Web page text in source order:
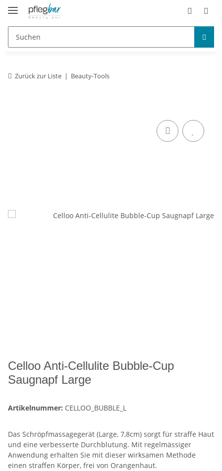
Zurück zur Liste Beauty-Tools
Celloo Anti-Cellulite Bubble-Cup
Saugnapf Large
Artikelnummer: CELLOO_BUBBLE_L
Das Schröpfmassagegerät (Large, 7,8cm) sorgt für straffe Haut
und eine verbesserte Durchblutung. Mit regelmässiger
Anwendung erhalten Sie mit dieser wirksamen Methode
einen straffen Körper, frei von Orangenhaut.